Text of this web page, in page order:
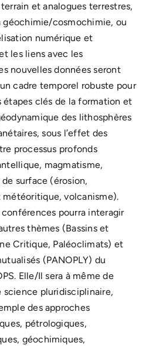
et analogues terrestres,
géochimie/cosmochimie, ou
numérique et
les liens avec les
nouvelles données seront
cadre temporel robuste pour
étapes clés de la formation et
des lithosphères
sous l’effet des
processus profonds
magmatisme,
surface (érosion,
météoritique, volcanisme).
pourra interagir
thèmes (Bassins et
Critique, Paléoclimats) et
(PANOPLY) du
Elle/Il sera à même de
science pluridisciplinaire,
des approches
pétrologiques,
géochimiques,